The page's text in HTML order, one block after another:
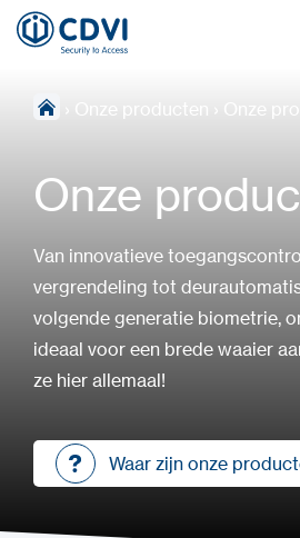
› Onze producten › Onze
Onze
Van innovatieve
vergrendeling tot
volgende generatie biometrie,
ideaal voor een brede waaier
ze hier allemaal!
Waar zijn onze